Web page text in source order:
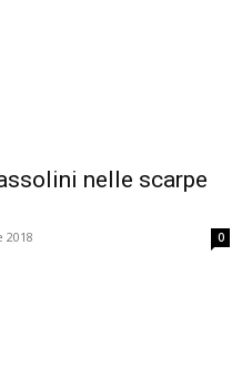
nelle scarpe
2018 0